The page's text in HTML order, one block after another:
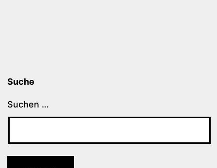
Suche
Suchen …